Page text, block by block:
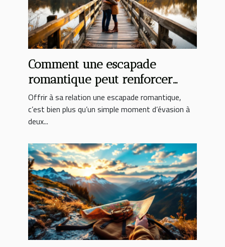
Comment une escapade
romantique peut renforcer
votre relation ?
Offrir à sa relation une escapade romantique,
c’est bien plus qu’un simple moment d’évasion à
deux...